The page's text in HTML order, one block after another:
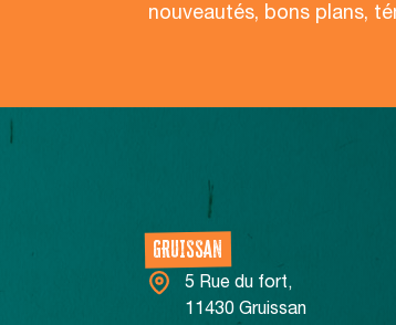
nouveautés, bons plans,
GRUISSAN
5 Rue du fort,
11430 Gruissan